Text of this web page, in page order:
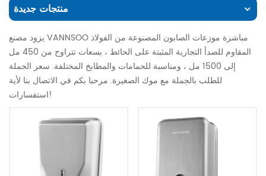
منتجات جديدة
يزود مصنع VANNSOO مباشرة موزعات الصابون المصنوعة من الفولاذ
المقاوم للصدأ التجارية المثبتة على الحائط ، بسعات تتراوح من 450 مل
إلى 1500 مل ، ومناسبة للحمامات والمطابخ المختلفة. سعر الجملة
للطلب بالجملة مع موك الصغيرة. مرحبا بكم في الاتصال بنا لأية
استفسارات!